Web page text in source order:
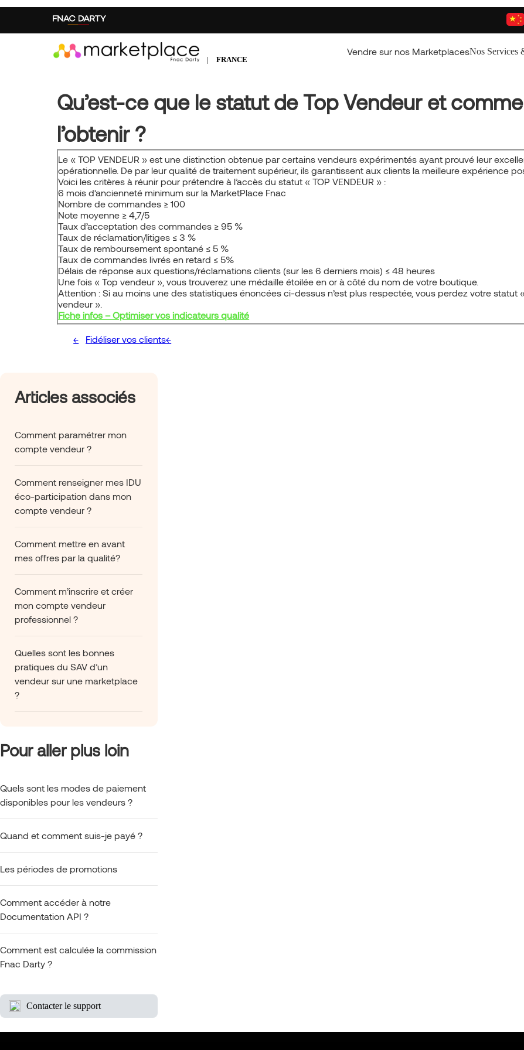
Aller
principal
| FRANCE
Vendre sur nos MarketplacesNos Services
Qu’est-ce que le statut de Top Vendeur et
l’obtenir ?
Le « TOP VENDEUR » est une distinction obtenue par certains vendeurs expérimentés ayant prouvé leur
opérationnelle. De par leur qualité de traitement supérieur, ils garantissent aux clients la meilleure expérience
Voici les critères à réunir pour prétendre à l’accès du statut « TOP VENDEUR » :
6 mois d’ancienneté minimum sur la MarketPlace Fnac
Nombre de commandes ≥ 100
Note moyenne ≥ 4,7/5
Taux d’acceptation des commandes ≥ 95 %
Taux de réclamation/litiges ≤ 3 %
Taux de remboursement spontané ≤ 5 %
Taux de commandes livrés en retard ≤ 5%
Délais de réponse aux questions/réclamations clients (sur les 6 derniers mois) ≤ 48 heures
Une fois « Top vendeur », vous trouverez une médaille étoilée en or à côté du nom de votre boutique.
Attention : Si au moins une des statistiques énoncées ci-dessus n’est plus respectée, vous perdez votre statut
vendeur ».
Fiche infos – Optimiser vos indicateurs qualité
Fidéliser vos clients
Articles associés
Comment paramétrer mon
compte vendeur ?
Comment renseigner mes IDU
éco-participation dans mon
compte vendeur ?
Comment mettre en avant
mes offres par la qualité?
Comment m’inscrire et créer
mon compte vendeur
professionnel ?
Quelles sont les bonnes
pratiques du SAV d’un
vendeur sur une marketplace
?
Pour aller plus loin
Quels sont les modes de paiement
disponibles pour les vendeurs ?
Quand et comment suis-je payé ?
Les périodes de promotions
Comment accéder à notre
Documentation API ?
Comment est calculée la commission
Fnac Darty ?
Contacter le support